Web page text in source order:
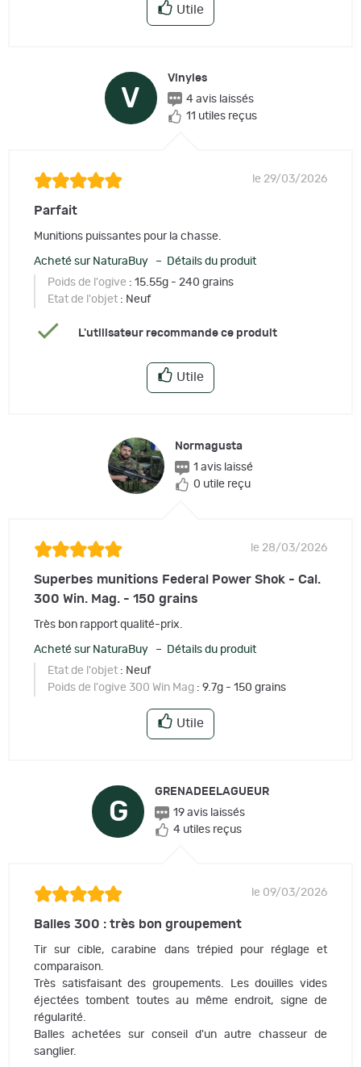
Utile
V
Vinyles
4 avis laissés
11 utiles reçus
le 29/03/2026
Parfait
Munitions puissantes pour la chasse.
Acheté sur NaturaBuy – Détails du produit
Poids de l'ogive : 15.55g - 240 grains
Etat de l'objet : Neuf
L'utilisateur recommande ce produit
Utile
Normagusta
1 avis laissé
0 utile reçu
le 28/03/2026
Superbes munitions Federal Power Shok - Cal.
300 Win. Mag. - 150 grains
Très bon rapport qualité-prix.
Acheté sur NaturaBuy – Détails du produit
Etat de l'objet : Neuf
Poids de l'ogive 300 Win Mag : 9.7g - 150 grains
Utile
G
GRENADEELAGUEUR
19 avis laissés
4 utiles reçus
le 09/03/2026
Balles 300 : très bon groupement
Tir sur cible, carabine dans trépied pour réglage et
comparaison.
Très satisfaisant des groupements. Les douilles vides
éjectées tombent toutes au même endroit, signe de
régularité.
Balles achetées sur conseil d'un autre chasseur de
sanglier.